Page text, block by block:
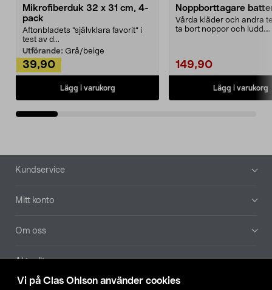
Vi på Clas Ohlson använder cookies
Mikrofiberduk 32 x 31 cm, 4-
pack
Aftonbladets "självklara favorit” i
test av d...
Utförande: Grå/beige
39,90
Lägg i varukorg
Noppborttagare
Vårda kläder och andra
ta bort noppor och ludd.
149,90
Lägg i varukorg
Sidfot
Kundservice
Mitt konto
Om oss
Aktuellt